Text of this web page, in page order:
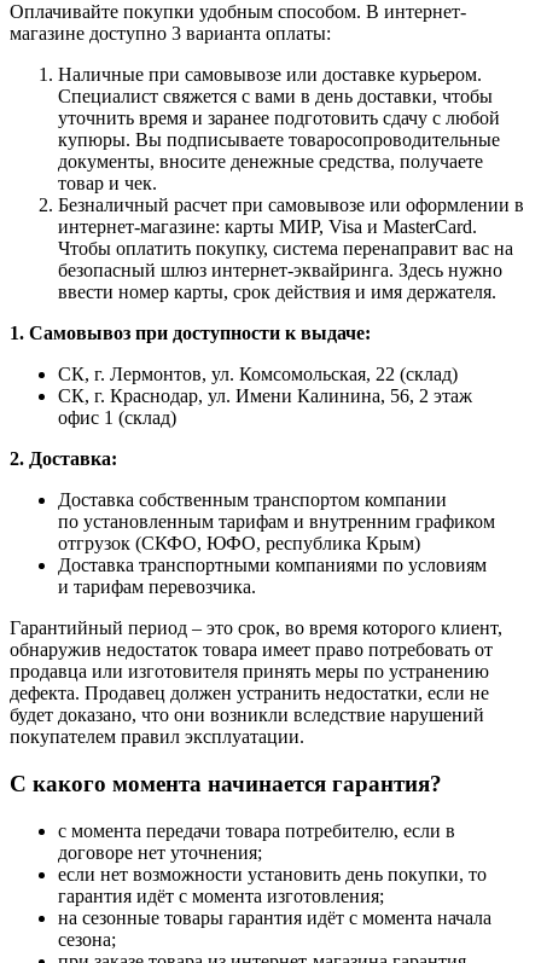
Оплачивайте покупки удобным способом. В интернет-
магазине доступно 3 варианта оплаты:
Наличные при самовывозе или доставке курьером.
Специалист свяжется с вами в день доставки, чтобы
уточнить время и заранее подготовить сдачу с любой
купюры. Вы подписываете товаросопроводительные
документы, вносите денежные средства, получаете
товар и чек.
Безналичный расчет при самовывозе или оформлении в
интернет-магазине: карты МИР, Visa и MasterCard.
Чтобы оплатить покупку, система перенаправит вас на
безопасный шлюз интернет-эквайринга. Здесь нужно
ввести номер карты, срок действия и имя держателя.
1. Самовывоз при доступности к выдаче:
СК, г. Лермонтов, ул. Комсомольская, 22 (склад)
СК, г. Краснодар, ул. Имени Калинина, 56, 2 этаж
офис 1 (склад)
2. Доставка:
Доставка собственным транспортом компании
по установленным тарифам и внутренним графиком
отгрузок (СКФО, ЮФО, республика Крым)
Доставка транспортными компаниями по условиям
и тарифам перевозчика.
Гарантийный период – это срок, во время которого клиент,
обнаружив недостаток товара имеет право потребовать от
продавца или изготовителя принять меры по устранению
дефекта. Продавец должен устранить недостатки, если не
будет доказано, что они возникли вследствие нарушений
покупателем правил эксплуатации.
С какого момента начинается гарантия?
с момента передачи товара потребителю, если в
договоре нет уточнения;
если нет возможности установить день покупки, то
гарантия идёт с момента изготовления;
на сезонные товары гарантия идёт с момента начала
сезона;